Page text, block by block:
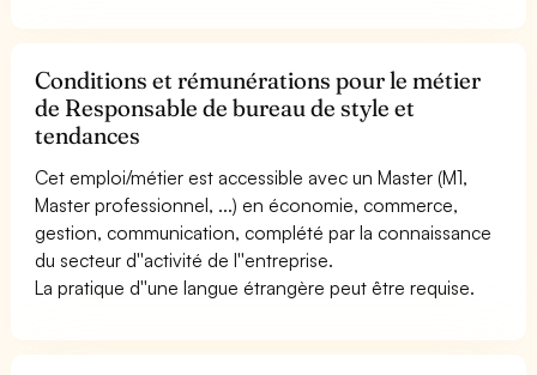
Conditions et rémunérations pour le métier
de Responsable de bureau de style et
tendances
Cet emploi/métier est accessible avec un Master (M1,
Master professionnel, ...) en économie, commerce,
gestion, communication, complété par la connaissance
du secteur d''activité de l''entreprise.
La pratique d''une langue étrangère peut être requise.